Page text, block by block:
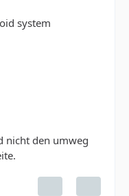
system
nicht den umweg